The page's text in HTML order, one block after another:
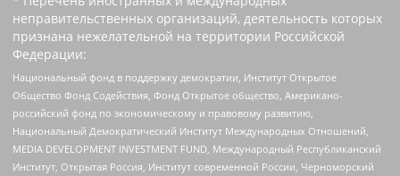
неправительственных организаций, деятельность которых
признана нежелательной на территории Российской
Федерации:
Национальный фонд в поддержку демократии, Институт Открытое
Общество Фонд Содействия, Фонд Открытое общество, Американо-
российский фонд по экономическому и правовому развитию,
Национальный Демократический Институт Международных Отношений,
MEDIA DEVELOPMENT INVESTMENT FUND, Международный Республиканский
Институт, Открытая Россия, Институт современной России, Черноморский